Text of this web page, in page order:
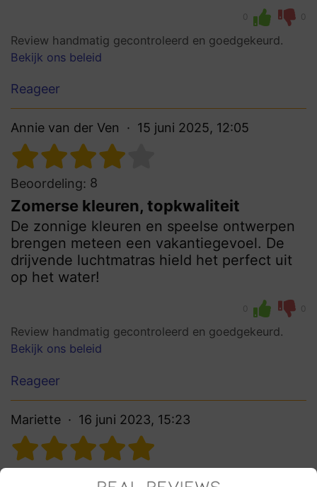
0 0
Review handmatig gecontroleerd en goedgekeurd.
Bekijk ons beleid
Reageer
Annie van der Ven 15 juni 2025, 12:05
Beoordeling: 8
Zomerse kleuren, topkwaliteit
De zonnige kleuren en speelse ontwerpen
brengen meteen een vakantiegevoel. De
drijvende luchtmatras hield het perfect uit
op het water!
0 0
Review handmatig gecontroleerd en goedgekeurd.
Bekijk ons beleid
Reageer
Mariette 16 juni 2023, 15:23